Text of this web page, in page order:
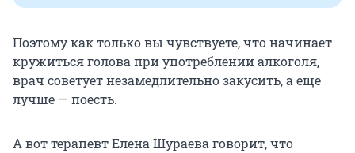
Поэтому как только вы чувствуете, что начинает
кружиться голова при употреблении алкоголя,
врач советует незамедлительно закусить, а еще
лучше — поесть.
А вот терапевт Елена Шураева говорит, что